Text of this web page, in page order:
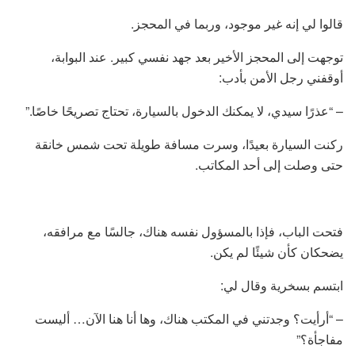
قالوا لي إنه غير موجود، وربما في المحجز.
توجهت إلى المحجز الأخير بعد جهد نفسي كبير. عند البوابة،
أوقفني رجل الأمن بأدب:
– “عذرًا سيدي، لا يمكنك الدخول بالسيارة، تحتاج تصريحًا خاصًا.”
ركنت السيارة بعيدًا، وسرت مسافة طويلة تحت شمس خانقة
حتى وصلت إلى أحد المكاتب.
فتحت الباب، فإذا بالمسؤول نفسه هناك، جالسًا مع مرافقه،
يضحكان كأن شيئًا لم يكن.
ابتسم بسخرية وقال لي:
– “أرأيت؟ وجدتني في المكتب هناك، وها أنا هنا الآن… أليست
مفاجأة؟”